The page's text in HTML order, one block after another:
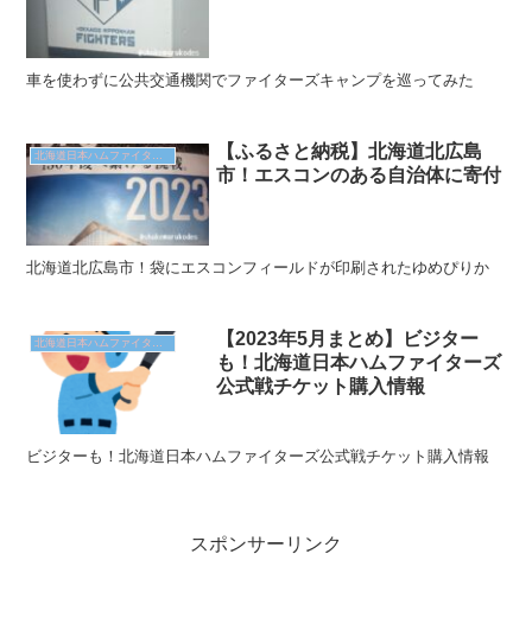
車を使わずに公共交通機関でファイターズキャンプを巡ってみた
【ふるさと納税】北海道北広島
市！エスコンのある自治体に寄付
北海道北広島市！袋にエスコンフィールドが印刷されたゆめぴりか
北海道日本ハムファイターズ
【2023年5月まとめ】ビジター
も！北海道日本ハムファイターズ
公式戦チケット購入情報
ビジターも！北海道日本ハムファイターズ公式戦チケット購入情報
スポンサーリンク